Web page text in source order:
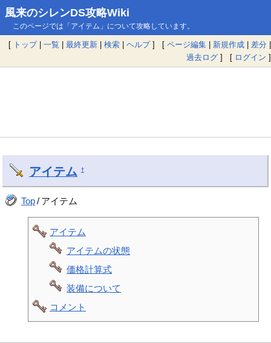
風来のシレンDS攻略Wiki
このページでは「アイテム」について攻略しています。
[ トップ| 一覧 | 最終更新 | 検索 | ヘルプ] [ ページ編集 | 新規作成 | 差分 |
過去ログ ] [ ログイン ]
アイテム †
Top/ アイテム
アイテム
アイテムの状態
価格計算式
装備について
コメント